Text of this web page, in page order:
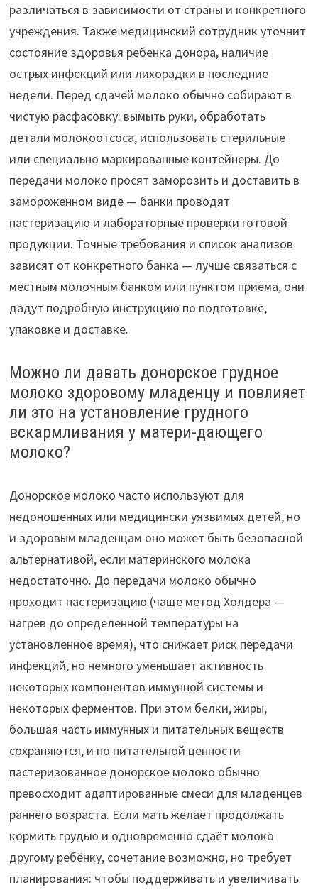
различаться в зависимости от страны и конкретного
учреждения. Также медицинский сотрудник уточнит
состояние здоровья ребенка донора, наличие
острых инфекций или лихорадки в последние
недели. Перед сдачей молоко обычно собирают в
чистую расфасовку: вымыть руки, обработать
детали молокоотсоса, использовать стерильные
или специально маркированные контейнеры. До
передачи молоко просят заморозить и доставить в
замороженном виде — банки проводят
пастеризацию и лабораторные проверки готовой
продукции. Точные требования и список анализов
зависят от конкретного банка — лучше связаться с
местным молочным банком или пунктом приема, они
дадут подробную инструкцию по подготовке,
упаковке и доставке.
Можно ли давать донорское грудное
молоко здоровому младенцу и повлияет
ли это на установление грудного
вскармливания у матери-дающего
молоко?
Донорское молоко часто используют для
недоношенных или медицински уязвимых детей, но
и здоровым младенцам оно может быть безопасной
альтернативой, если материнского молока
недостаточно. До передачи молоко обычно
проходит пастеризацию (чаще метод Холдера —
нагрев до определенной температуры на
установленное время), что снижает риск передачи
инфекций, но немного уменьшает активность
некоторых компонентов иммунной системы и
некоторых ферментов. При этом белки, жиры,
большая часть иммунных и питательных веществ
сохраняются, и по питательной ценности
пастеризованное донорское молоко обычно
превосходит адаптированные смеси для младенцев
раннего возраста. Если мать желает продолжать
кормить грудью и одновременно сдаёт молоко
другому ребёнку, сочетание возможно, но требует
планирования: чтобы поддерживать и увеличивать